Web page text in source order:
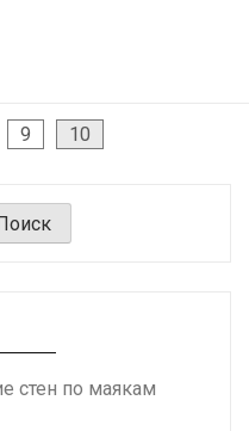
9 10
стен по маякам